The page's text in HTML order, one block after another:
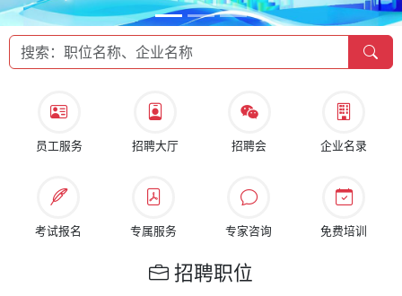
员工服务 招聘大厅 招聘会 企业名录
考试报名 专属服务 专家咨询 免费培训
招聘职位